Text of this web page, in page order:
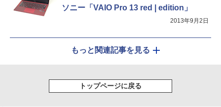
ソニー「VAIO Pro 13 red | edition」
2013年9月2日
もっと関連記事を見る
トップページに戻る